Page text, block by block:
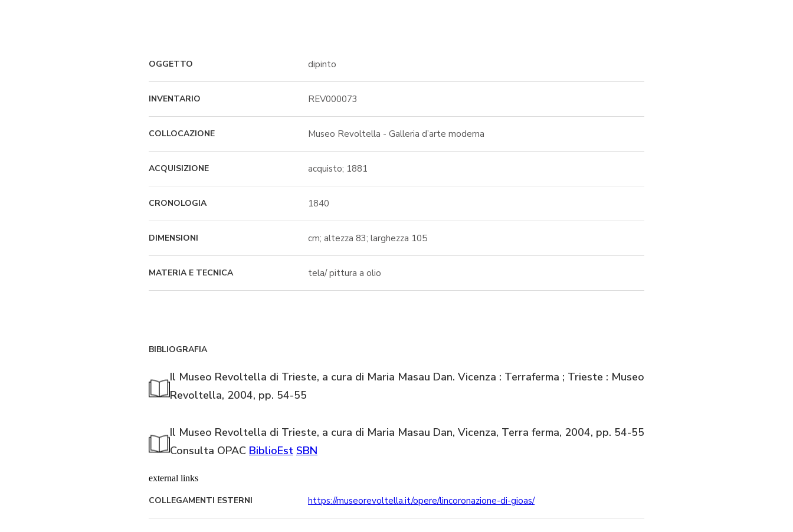
OGGETTO dipinto
INVENTARIO REV000073
COLLOCAZIONE Museo Revoltella - Galleria d’arte moderna
ACQUISIZIONE acquisto; 1881
CRONOLOGIA 1840
DIMENSIONI cm; altezza 83; larghezza 105
MATERIA E TECNICA tela/ pittura a olio
BIBLIOGRAFIA
Il Museo Revoltella di Trieste, a cura di Maria Masau Dan. Vicenza : Terraferma ; Trieste : Museo
Revoltella, 2004, pp. 54-55
Il Museo Revoltella di Trieste, a cura di Maria Masau Dan, Vicenza, Terra ferma, 2004, pp. 54-55
Consulta OPAC BiblioEst SBN
external links
COLLEGAMENTI ESTERNI https://museorevoltella.it/opere/lincoronazione-di-gioas/